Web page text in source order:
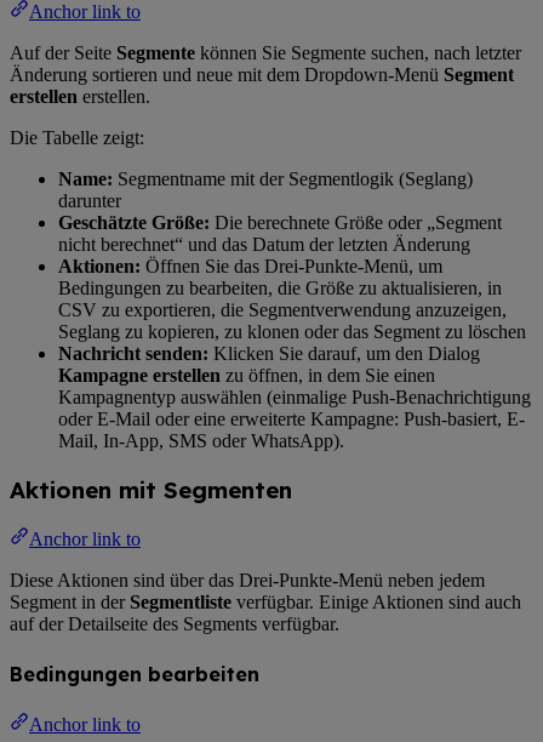
Anchor link to
Auf der Seite Segmente können Sie Segmente suchen, nach letzter
Änderung sortieren und neue mit dem Dropdown-Menü Segment
erstellen erstellen.
Die Tabelle zeigt:
Name: Segmentname mit der Segmentlogik (Seglang)
darunter
Geschätzte Größe: Die berechnete Größe oder „Segment
nicht berechnet“ und das Datum der letzten Änderung
Aktionen: Öffnen Sie das Drei-Punkte-Menü, um
Bedingungen zu bearbeiten, die Größe zu aktualisieren, in
CSV zu exportieren, die Segmentverwendung anzuzeigen,
Seglang zu kopieren, zu klonen oder das Segment zu löschen
Nachricht senden: Klicken Sie darauf, um den Dialog
Kampagne erstellen zu öffnen, in dem Sie einen
Kampagnentyp auswählen (einmalige Push-Benachrichtigung
oder E-Mail oder eine erweiterte Kampagne: Push-basiert, E-
Mail, In-App, SMS oder WhatsApp).
Aktionen mit Segmenten
Anchor link to
Diese Aktionen sind über das Drei-Punkte-Menü neben jedem
Segment in der Segmentliste verfügbar. Einige Aktionen sind auch
auf der Detailseite des Segments verfügbar.
Bedingungen bearbeiten
Anchor link to